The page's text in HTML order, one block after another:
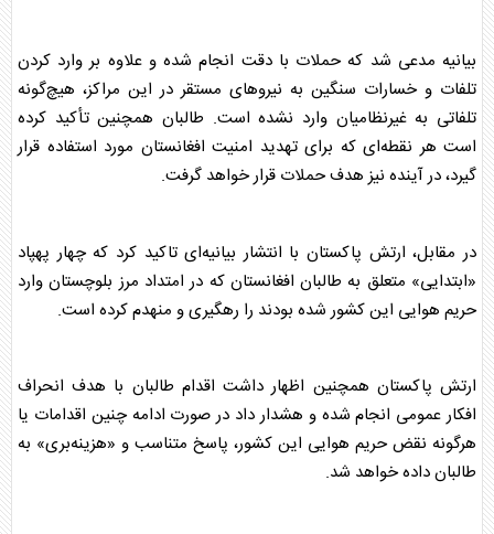
بیانیه مدعی شد که حملات با دقت انجام شده و علاوه بر وارد کردن
تلفات و خسارات سنگین به نیروهای مستقر در این مراکز، هیچ‌گونه
تلفاتی به غیرنظامیان وارد نشده است. طالبان همچنین تأکید کرده
است هر نقطه‌ای که برای تهدید امنیت افغانستان مورد استفاده قرار
گیرد، در آینده نیز هدف حملات قرار خواهد گرفت.
در مقابل، ارتش پاکستانبا انتشار بیانیه‌ای تاکید کرد که چهار پهپاد
«ابتدایی» متعلق به طالبان افغانستان که در امتداد مرز بلوچستان وارد
حریم هوایی این کشور شده بودند را رهگیری و منهدم کرده است.
ارتش پاکستان همچنین اظهار داشت اقدام طالبان با هدف انحراف
افکار عمومی انجام شده و هشدار داد در صورت ادامه چنین اقدامات یا
هرگونه نقض حریم هوایی این کشور، پاسخ متناسب و «هزینه‌بری» به
طالبان داده خواهد شد.